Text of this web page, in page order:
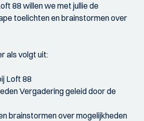
88 willen we met jullie de
toelichten en brainstormen over
als volgt uit:
Loft 88
Vergadering geleid door de
brainstormen over mogelijkheden